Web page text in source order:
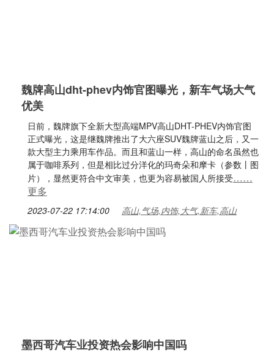
魏牌高山dht-phev内饰官图曝光，新车气场大气
优美
日前，魏牌旗下全新大型高端MPV高山DHT-PHEV内饰官图
正式曝光，这是继魏牌推出了大六座SUV魏牌蓝山之后，又一
款大型主力乘用车作品。而且和蓝山一样，高山的命名虽然也
属于咖啡系列，但是相比过分洋化的玛奇朵和摩卡（参数丨图
片），显然更符合中文审美，也更为容易被国人所接受……
更多
2023-07-22 17:14:00 高山,气场,内饰,大气,新车,高山
墨西哥汽车业投资热会影响中国吗